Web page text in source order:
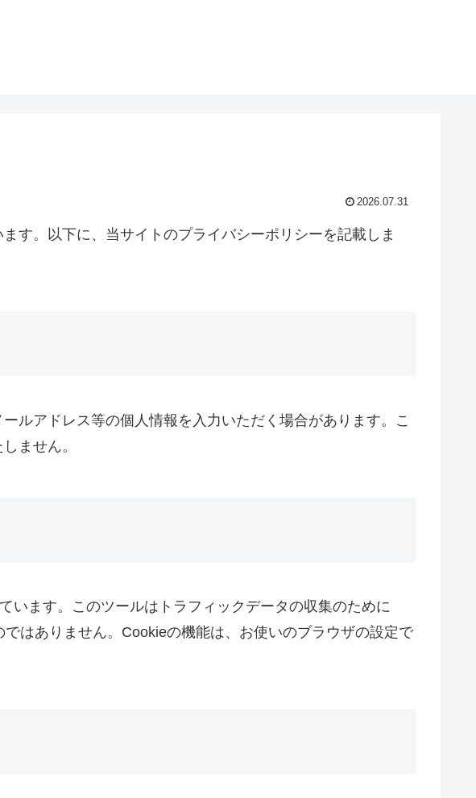
2026.07.31
す。以下に、当サイトのプライバシーポリシーを記載しま
ルアドレス等の個人情報を入力いただく場合があります。こ
ません。
います。このツールはトラフィックデータの収集のために
はありません。Cookieの機能は、お使いのブラウザの設定で